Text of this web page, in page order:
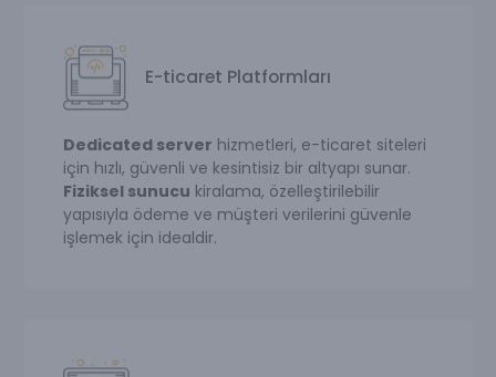
E-ticaret Platformları
Dedicated server hizmetleri, e-ticaret siteleri
için hızlı, güvenli ve kesintisiz bir altyapı sunar.
Fiziksel sunucu kiralama, özelleştirilebilir
yapısıyla ödeme ve müşteri verilerini güvenle
işlemek için idealdir.